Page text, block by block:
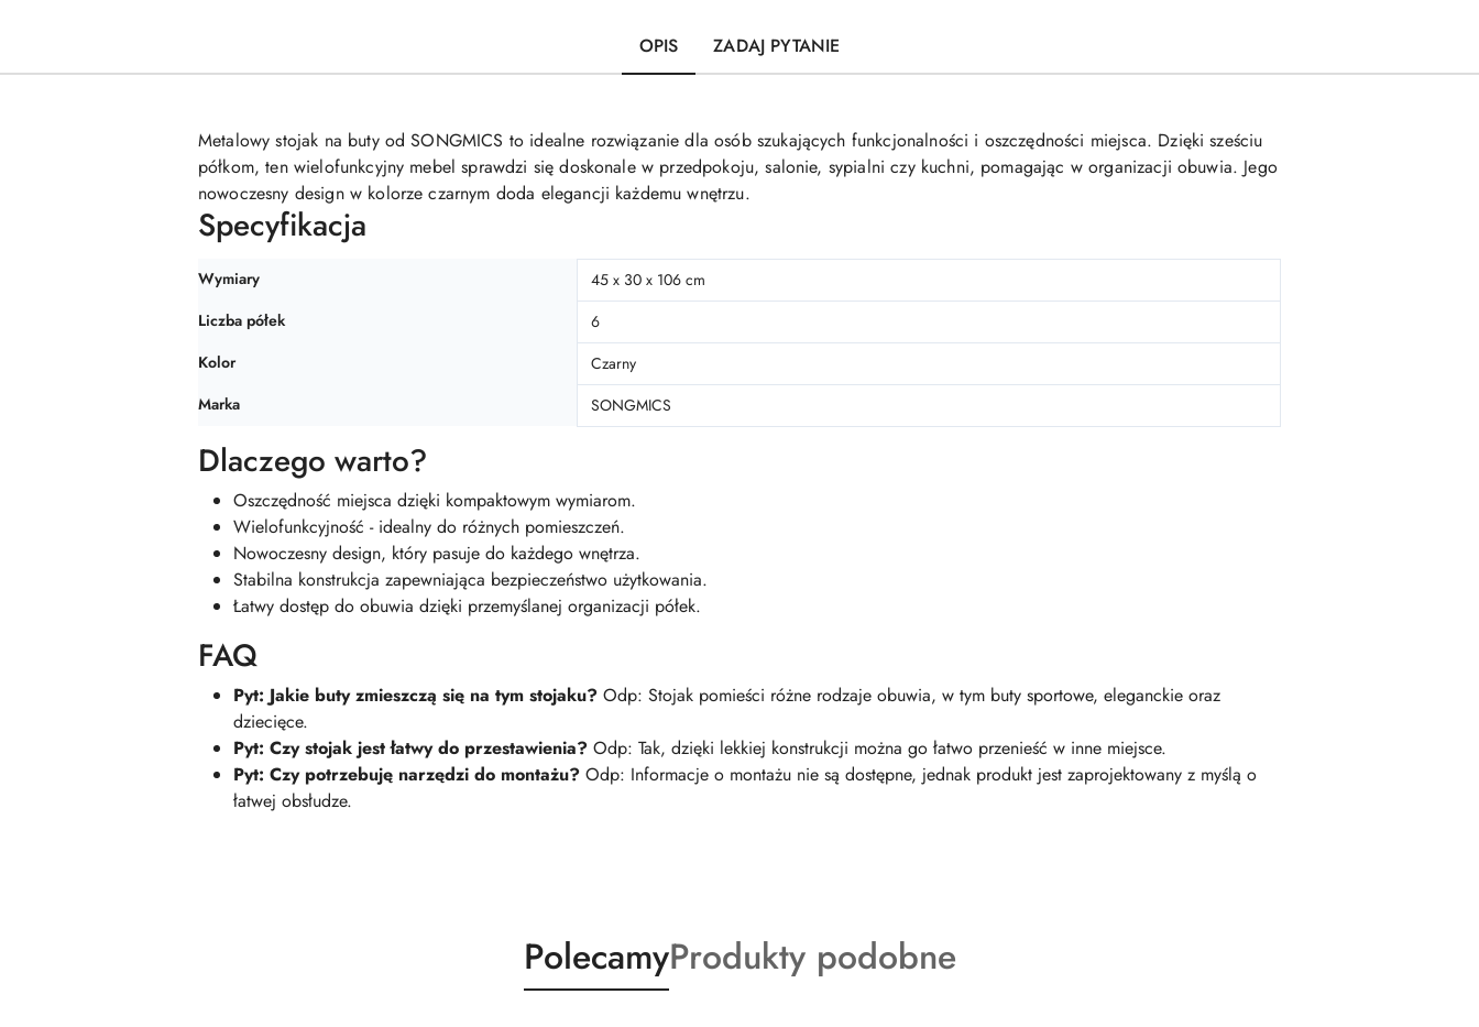
OPIS ZADAJ PYTANIE
Metalowy stojak na buty od SONGMICS to idealne rozwiązanie dla osób szukających funkcjonalności i oszczędności miejsca. Dzięki sześciu
półkom, ten wielofunkcyjny mebel sprawdzi się doskonale w przedpokoju, salonie, sypialni czy kuchni, pomagając w organizacji obuwia. Jego
nowoczesny design w kolorze czarnym doda elegancji każdemu wnętrzu.
Specyfikacja
Wymiary
45 x 30 x 106 cm
Liczba półek
6
Kolor
Czarny
Marka
SONGMICS
Dlaczego warto?
Oszczędność miejsca dzięki kompaktowym wymiarom.
Wielofunkcyjność - idealny do różnych pomieszczeń.
Nowoczesny design, który pasuje do każdego wnętrza.
Stabilna konstrukcja zapewniająca bezpieczeństwo użytkowania.
Łatwy dostęp do obuwia dzięki przemyślanej organizacji półek.
FAQ
Pyt: Jakie buty zmieszczą się na tym stojaku? Odp: Stojak pomieści różne rodzaje obuwia, w tym buty sportowe, eleganckie oraz
dziecięce.
Pyt: Czy stojak jest łatwy do przestawienia? Odp: Tak, dzięki lekkiej konstrukcji można go łatwo przenieść w inne miejsce.
Pyt: Czy potrzebuję narzędzi do montażu? Odp: Informacje o montażu nie są dostępne, jednak produkt jest zaprojektowany z myślą o
łatwej obsłudze.
Produkty
o
PolecamyProdukty
o
Produkty podobne